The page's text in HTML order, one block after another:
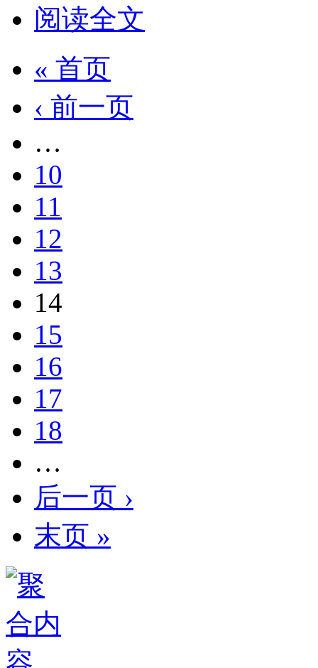
阅读全文
« 首页
‹ 前一页
…
10
11
12
13
14
15
16
17
18
…
后一页 ›
末页 »